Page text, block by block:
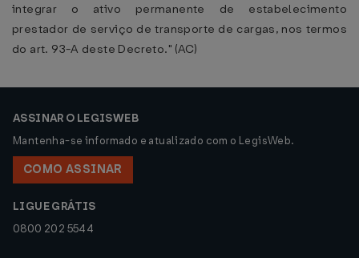
integrar o ativo permanente de estabelecimento
prestador de serviço de transporte de cargas, nos termos
do art. 93-A deste Decreto." (AC)
ASSINAR O LEGISWEB
Mantenha-se informado e atualizado com o LegisWeb.
COMO ASSINAR
LIGUE GRÁTIS
0800 202 5544